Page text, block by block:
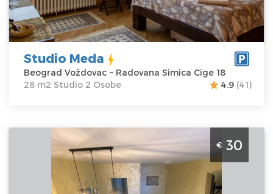
Studio Meda
Beograd Voždovac ~ Radovana Simica Cige 18
28 m2 Studio 2 Osobe
4.9 (41)
Studio Apartman steco central 2 Beograd Savski Venac.
Studio povrsine 25m2, za 2 osobe.
Lokacija:
Beograd
Gosti:2
€ 30